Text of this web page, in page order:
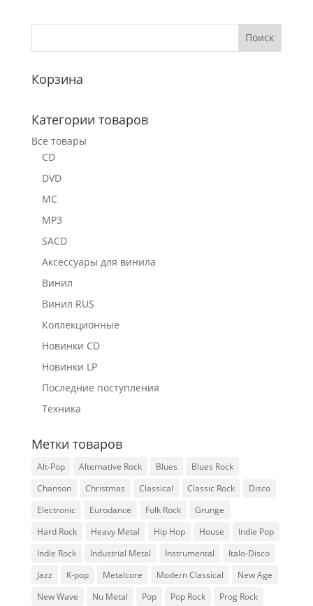
Корзина
Категории товаров
Все товары
CD
DVD
MC
MP3
SACD
Аксессуары для винила
Винил
Винил RUS
Коллекционные
Новинки CD
Новинки LP
Последние поступления
Техника
Метки товаров
Alt-Pop Alternative Rock Blues
Blues Rock
Chanson
Christmas Classical Classic Rock
Disco
Electronic
Eurodance Folk Rock
Grunge
Hard Rock
Heavy Metal Hip Hop House
Indie Pop
Indie Rock
Industrial Metal Instrumental
Italo-Disco
Jazz
K-pop Metalcore Modern Classical
New Age
New Wave
Nu Metal Pop Pop Rock Prog Rock